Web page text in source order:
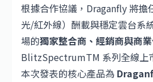
根據合作協議，Draganfly 將擔
光/紅外線）酬載與穩定雲台系
場的獨家整合商、經銷商與商
BlitzSpectrumTM 系列全線上
本次發表的核心產品為